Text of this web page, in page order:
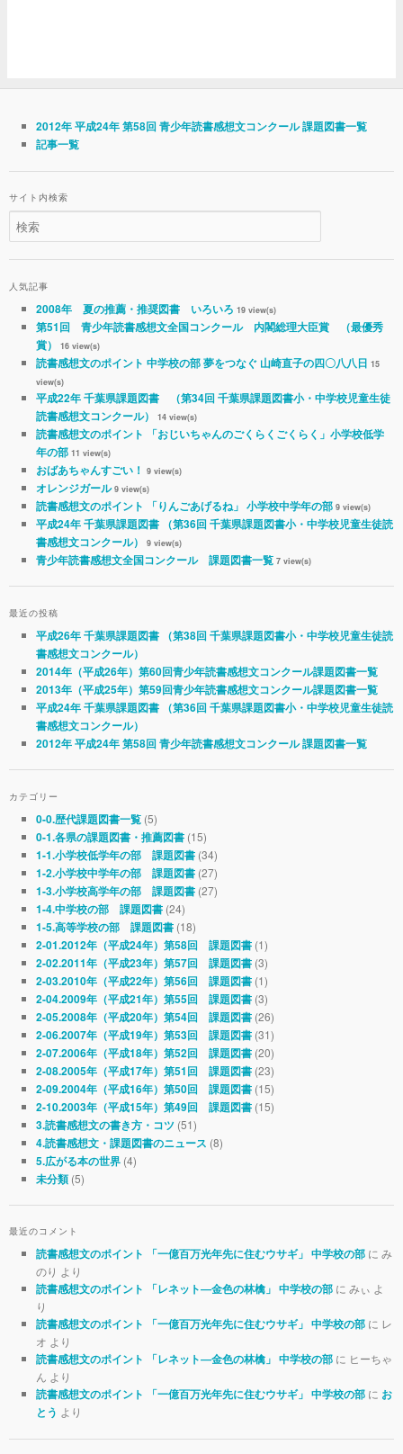
2012年 平成24年 第58回 青少年読書感想文コンクール 課題図書一覧
記事一覧
サイト内検索
人気記事
2008年 夏の推薦・推奨図書 いろいろ 19 view(s)
第51回 青少年読書感想文全国コンクール 内閣総理大臣賞 （最優秀
賞）
16 view(s)
読書感想文のポイント 中学校の部 夢をつなぐ 山崎直子の四〇八八日 15
view(s)
平成22年 千葉県課題図書 （第34回 千葉県課題図書小・中学校児童生徒
読書感想文コンクール）
14 view(s)
読書感想文のポイント 「おじいちゃんのごくらくごくらく」小学校低学
年の部 11 view(s)
おばあちゃんすごい！ 9 view(s)
オレンジガール 9 view(s)
読書感想文のポイント 「りんごあげるね」 小学校中学年の部 9 view(s)
平成24年 千葉県課題図書 （第36回 千葉県課題図書小・中学校児童生徒読
書感想文コンクール）
9 view(s)
青少年読書感想文全国コンクール 課題図書一覧 7 view(s)
最近の投稿
平成26年 千葉県課題図書 （第38回 千葉県課題図書小・中学校児童生徒読
書感想文コンクール）
2014年（平成26年）第60回青少年読書感想文コンクール課題図書一覧
2013年（平成25年）第59回青少年読書感想文コンクール課題図書一覧
平成24年 千葉県課題図書 （第36回 千葉県課題図書小・中学校児童生徒読
書感想文コンクール）
2012年 平成24年 第58回 青少年読書感想文コンクール 課題図書一覧
カテゴリー
0-0.歴代課題図書一覧(5)
0-1.各県の課題図書・推薦図書(15)
1-1.小学校低学年の部 課題図書(34)
1-2.小学校中学年の部 課題図書(27)
1-3.小学校高学年の部 課題図書(27)
1-4.中学校の部 課題図書(24)
1-5.高等学校の部 課題図書(18)
2-01.2012年（平成24年）第58回 課題図書(1)
2-02.2011年（平成23年）第57回 課題図書(3)
2-03.2010年（平成22年）第56回 課題図書(1)
2-04.2009年（平成21年）第55回 課題図書(3)
2-05.2008年（平成20年）第54回 課題図書(26)
2-06.2007年（平成19年）第53回 課題図書(31)
2-07.2006年（平成18年）第52回 課題図書(20)
2-08.2005年（平成17年）第51回 課題図書(23)
2-09.2004年（平成16年）第50回 課題図書(15)
2-10.2003年（平成15年）第49回 課題図書(15)
3.読書感想文の書き方・コツ (51)
4.読書感想文・課題図書のニュース (8)
5.広がる本の世界(4)
未分類(5)
最近のコメント
読書感想文のポイント 「一億百万光年先に住むウサギ」 中学校の部に み
のり より
読書感想文のポイント 「レネット―金色の林檎」 中学校の部に みぃ よ
り
読書感想文のポイント 「一億百万光年先に住むウサギ」 中学校の部に レ
オ より
読書感想文のポイント 「レネット―金色の林檎」 中学校の部に ヒーちゃ
ん より
読書感想文のポイント 「一億百万光年先に住むウサギ」 中学校の部に お
とう より